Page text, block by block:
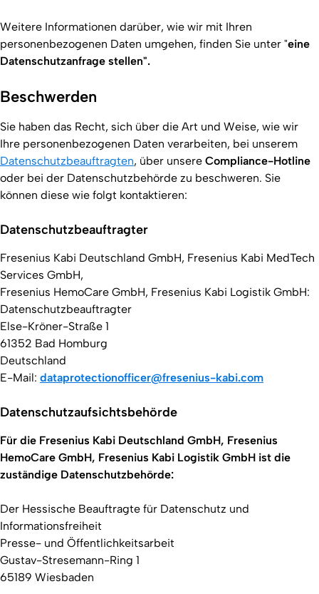
Weitere Informationen darüber, wie wir mit Ihren
personenbezogenen Daten umgehen, finden Sie unter "eine
Datenschutzanfrage stellen".
Beschwerden
Sie haben das Recht, sich über die Art und Weise, wie wir
Ihre personenbezogenen Daten verarbeiten, bei unserem
Datenschutzbeauftragten, über unsere Compliance-Hotline
oder bei der Datenschutzbehörde zu beschweren. Sie
können diese wie folgt kontaktieren:
Datenschutzbeauftragter
Fresenius Kabi Deutschland GmbH, Fresenius Kabi MedTech
Services GmbH,
Fresenius HemoCare GmbH, Fresenius Kabi Logistik GmbH:
Datenschutzbeauftragter
Else-Kröner-Straße 1
61352 Bad Homburg
Deutschland
E-Mail: dataprotectionofficer@fresenius-kabi.com
Datenschutzaufsichtsbehörde
Für die Fresenius Kabi Deutschland GmbH, Fresenius
HemoCare GmbH, Fresenius Kabi Logistik GmbH ist die
zuständige Datenschutzbehörde:
Der Hessische Beauftragte für Datenschutz und
Informationsfreiheit
Presse- und Öffentlichkeitsarbeit
Gustav-Stresemann-Ring 1
65189 Wiesbaden